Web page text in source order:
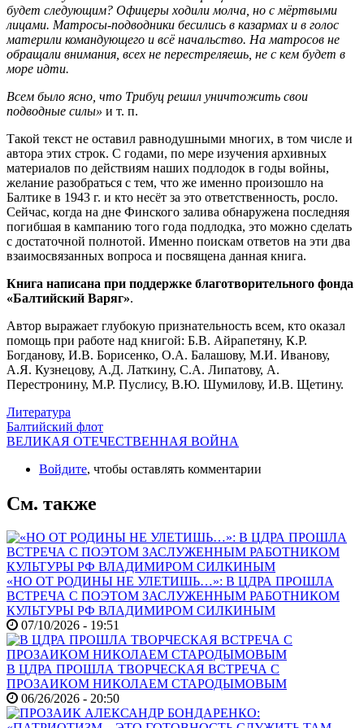
будет следующим? Офицеры ходили молча, но с мёртвыми
лицами. Матросы-подводники бесились в казармах и в голос
материли командующего и всё начальство. На матросов не
обращали внимания, всех не перестреляешь, не с кем будет в
море идти.
Всем было ясно, что Трибуц решил уничтожить свои
подводные силы» и т. п.
Такой текст не оставил равнодушными многих, в том числе и
автора этих строк. С годами, по мере изучения архивных
материалов по действиям наших подлодок в годы войны,
желание разобраться с тем, что же именно произошло на
Балтике в 1943 г. и кто несёт за это ответственность, росло.
Сейчас, когда на дне Финского залива обнаружена последняя
погибшая в кампанию того года подлодка, это можно сделать
с достаточной полнотой. Именно поискам ответов на эти два
взаимосвязанных вопроса и посвящена данная книга.
Книга написана при поддержке благотворительного фонда
«Балтийский Варяг».
Автор выражает глубокую признательность всем, кто оказал
помощь при работе над книгой: Б.В. Айрапетяну, К.Р.
Богданову, И.В. Борисенко, О.А. Балашову, М.И. Иванову,
А.Я. Кузнецову, А.Д. Латкину, С.А. Липатову, А.
Перестронину, М.Р. Пуслису, В.Ю. Шумилову, И.В. Щетину.
Литература
Балтийский флот
ВЕЛИКАЯ ОТЕЧЕСТВЕННАЯ ВОЙНА
Войдите, чтобы оставлять комментарии
См. также
«НО ОТ РОДИНЫ НЕ УЛЕТИШЬ…»: В ЦДРА ПРОШЛА
ВСТРЕЧА С ПОЭТОМ ЗАСЛУЖЕННЫМ РАБОТНИКОМ
КУЛЬТУРЫ РФ ВЛАДИМИРОМ СИЛКИНЫМ
07/10/2026 - 19:51
В ЦДРА ПРОШЛА ТВОРЧЕСКАЯ ВСТРЕЧА С
ПРОЗАИКОМ НИКОЛАЕМ СТАРОДЫМОВЫМ
06/26/2026 - 20:50